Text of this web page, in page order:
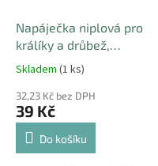
Napáječka niplová pro
králíky a drůbež,
jednoduchá, bez pružiny a
těsnění, 3 dílný
Skladem (1 ks)
32,23 Kč bez DPH
39 Kč
Do košíku